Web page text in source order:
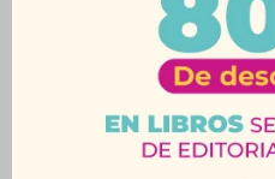
Productos que